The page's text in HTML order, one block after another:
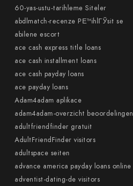
60-yas-ustu-tarihleme Siteler
abdlmatch-recenze PЕ™ihlГЎsit se
abilene escort
ace cash express title loans
ace cash installment loans
ace cash payday loans
ace payday loans
Adam4adam aplikace
adam4adam-overzicht beoordelingen
adultfriendfinder gratuit
AdultFriendFinder visitors
adultspace seiten
advance america payday loans online
adventist-dating-de visitors